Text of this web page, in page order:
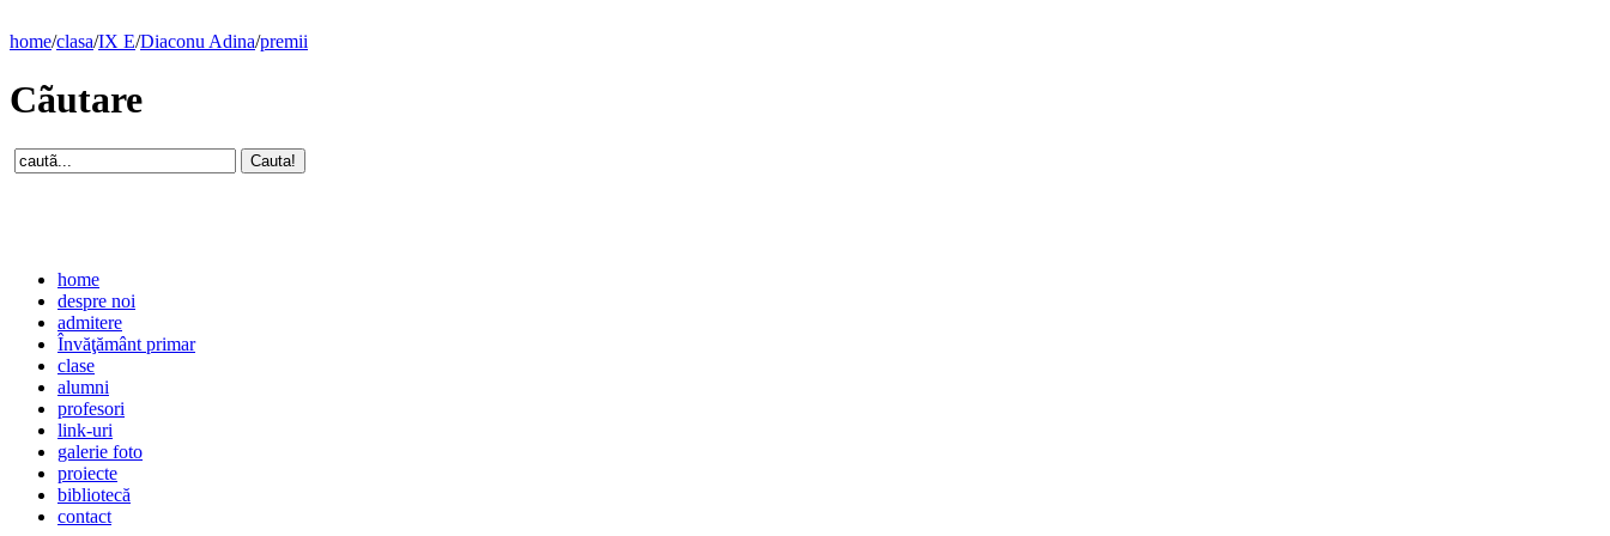
home/clasa/IX E/Diaconu Adina/premii
Cãutare
home
despre noi
admitere
Învăţământ primar
clase
alumni
profesori
link-uri
galerie foto
proiecte
bibliotecă
contact